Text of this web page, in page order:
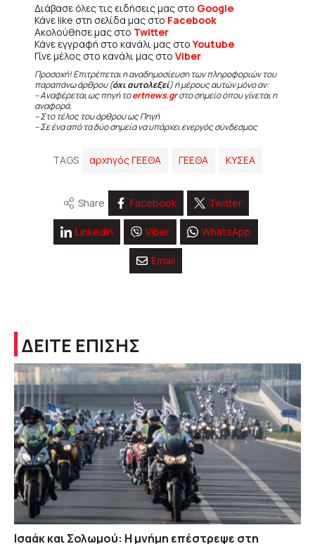
Διάβασε όλες τις ειδήσεις μας στο Google
Κάνε like στη σελίδα μας στο Facebook
Ακολούθησε μας στο Twitter
Κάνε εγγραφή στο κανάλι μας στοYoutube
Γίνε μέλος στο κανάλι μας στο Viber
Προσοχή! Επιτρέπεται η αναδημοσίευση των πληροφοριών του
παραπάνω άρθρου (όχι αυτολεξεί) ή μέρους αυτών μόνο αν:
– Αναφέρεται ως πηγή τοertnews.grστο σημείο όπου γίνεται η
αναφορά.
– Στο τέλος του άρθρου ως Πηγή
– Σε ένα από τα δύο σημεία να υπάρχει ενεργός σύνδεσμος
TAGS αρχηγός ΓΕΕΘΑ ΓΕΕΘΑ ΚΥΣΕΑ
Share Facebook Twitter
Linkedin Viber WhatsApp
Email
ΔΕΙΤΕ ΕΠΙΣΗΣ
Ισαάκ και Σολωμού: Η μνήμη επέστρεψε στη